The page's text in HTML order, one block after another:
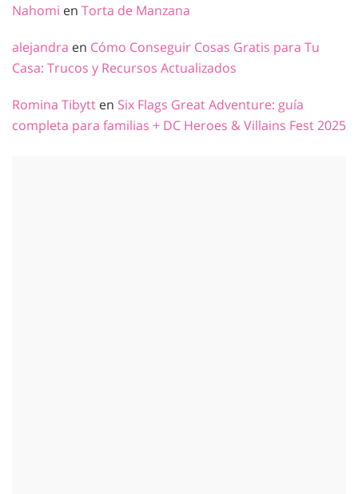
Nahomi en Torta de Manzana
alejandra en Cómo Conseguir Cosas Gratis para Tu
Casa: Trucos y Recursos Actualizados
Romina Tibytt en Six Flags Great Adventure: guía
completa para familias + DC Heroes & Villains Fest 2025